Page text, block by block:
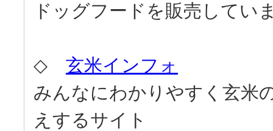
ドッグフードを販売してい
◇ 玄米インフォ
みんなにわかりやすく玄米
えするサイト